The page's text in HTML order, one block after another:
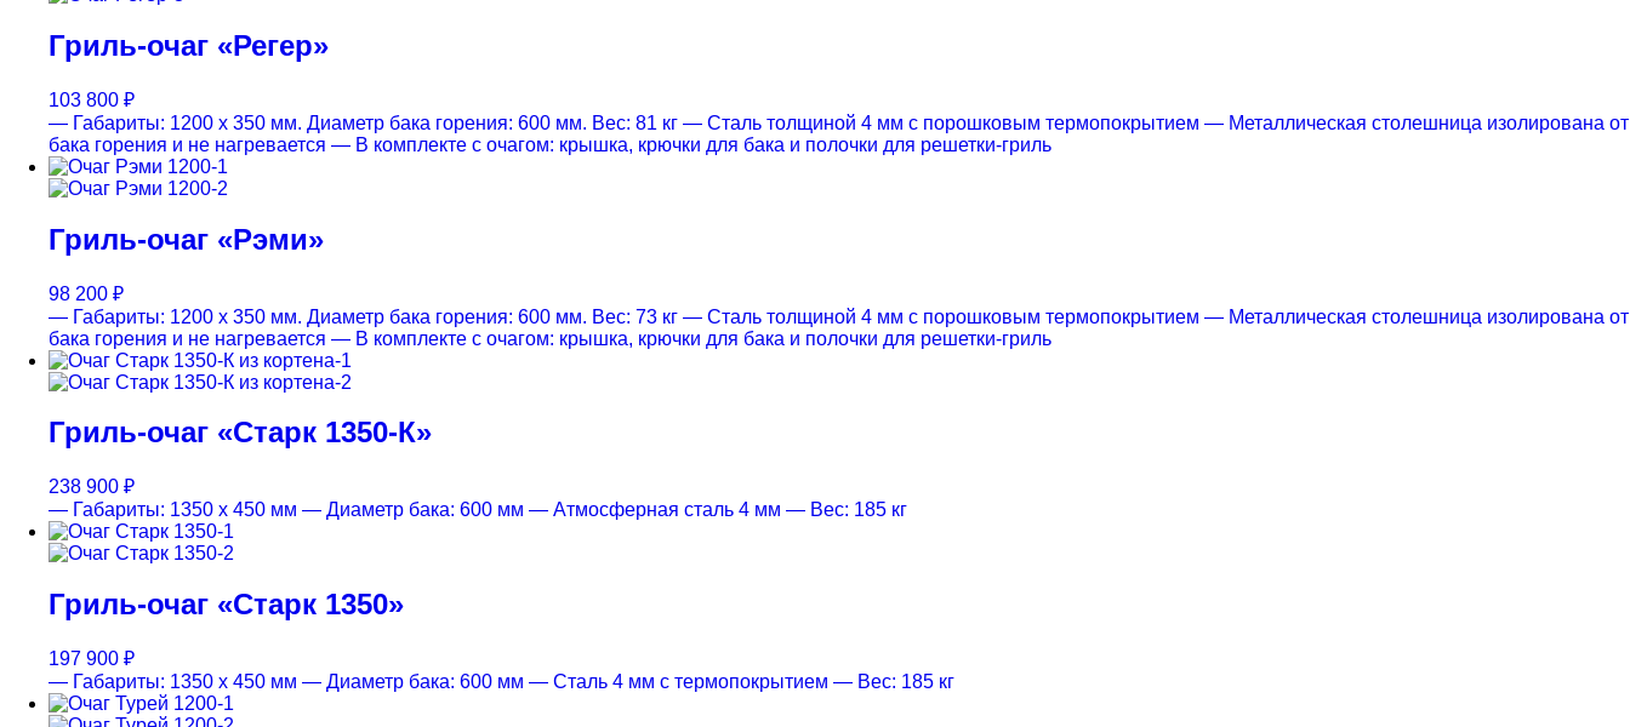
Гриль-очаг «Регер»
103 800 ₽
— Габариты: 1200 х 350 мм. Диаметр бака горения: 600 мм. Вес: 81 кг — Cталь толщиной 4 мм с порошковым термопокрытием — Металлическая столешница изолирована от
бака горения и не нагревается — В комплекте с очагом: крышка, крючки для бака и полочки для решетки-гриль
Гриль-очаг «Рэми»
98 200 ₽
— Габариты: 1200 х 350 мм. Диаметр бака горения: 600 мм. Вес: 73 кг — Cталь толщиной 4 мм с порошковым термопокрытием — Металлическая столешница изолирована от
бака горения и не нагревается — В комплекте с очагом: крышка, крючки для бака и полочки для решетки-гриль
Гриль-очаг «Старк 1350-К»
238 900 ₽
— Габариты: 1350 х 450 мм — Диаметр бака: 600 мм — Атмосферная сталь 4 мм — Вес: 185 кг
Гриль-очаг «Старк 1350»
197 900 ₽
— Габариты: 1350 х 450 мм — Диаметр бака: 600 мм — Cталь 4 мм с термопокрытием — Вес: 185 кг